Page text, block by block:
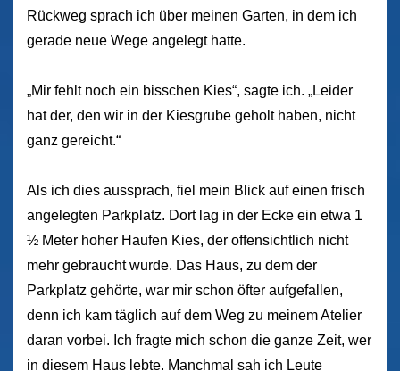
Rückweg sprach ich über meinen Garten, in dem ich
gerade neue Wege angelegt hatte.
„Mir fehlt noch ein bisschen Kies“, sagte ich. „Leider
hat der, den wir in der Kiesgrube geholt haben, nicht
ganz gereicht.“
Als ich dies aussprach, fiel mein Blick auf einen frisch
angelegten Parkplatz. Dort lag in der Ecke ein etwa 1
½ Meter hoher Haufen Kies, der offensichtlich nicht
mehr gebraucht wurde. Das Haus, zu dem der
Parkplatz gehörte, war mir schon öfter aufgefallen,
denn ich kam täglich auf dem Weg zu meinem Atelier
daran vorbei. Ich fragte mich schon die ganze Zeit, wer
in diesem Haus lebte. Manchmal sah ich Leute